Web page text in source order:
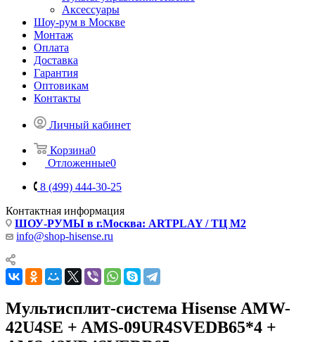
Аксессуары
Шоу-рум в Москве
Монтаж
Оплата
Доставка
Гарантия
Оптовикам
Контакты
Личный кабинет
Корзина0
Отложенные0
8 (499) 444-30-25
Контактная информация
ШОУ-РУМЫ в г.Москва: ARTPLAY / ТЦ М2
info@shop-hisense.ru
Мультисплит-система Hisense AMW-
42U4SE + AMS-09UR4SVEDB65*4 +